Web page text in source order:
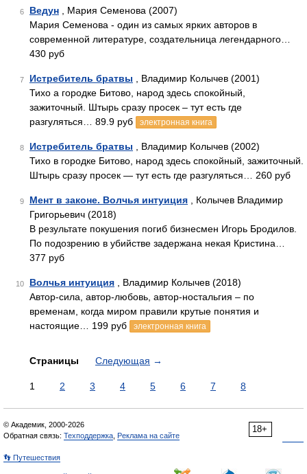
6 Ведун , Мария Семенова (2007)
Мария Семенова - один из самых ярких авторов в
современной литературе, создательница легендарного…
430 руб
7 Истребитель брaтвы , Владимир Колычев (2001)
Тихо а городке Битово, народ здесь спокойный,
зажиточный. Штырь сразу просек – тут есть где
разгуляться… 89.9 руб
электронная книга
8 Истребитель братвы , Владимир Колычев (2002)
Тихо в городке Битово, народ здесь спокойный, зажиточный.
Штырь сразу просек — тут есть где разгуляться… 260 руб
9 Мент в законе. Волчья интуиция , Колычев Владимир
Григорьевич (2018)
В результате покушения погиб бизнесмен Игорь Бродилов.
По подозрению в убийстве задержана некая Кристина…
377 руб
10 Волчья интуиция , Владимир Колычев (2018)
Автор-сила, автор-любовь, автор-ностальгия – по
временам, когда миром правили крутые понятия и
настоящие… 199 руб
электронная книга
Страницы Следующая →
1 2 3 4 5 6 7 8
18+
© Академик, 2000-2026
Обратная связь: Техподдержка Реклама на сайте
👣 Путешествия